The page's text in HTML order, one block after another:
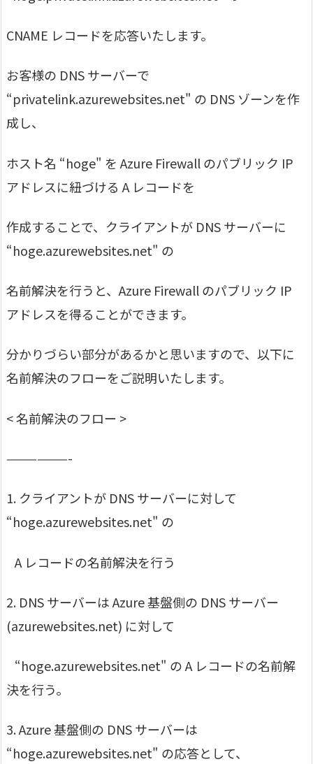
CNAME レコードを応答いたします。
お客様の DNS サーバーで
“privatelink.azurewebsites.net" の DNS ゾーンを作
成し、
ホスト名 “hoge" を Azure Firewall のパブリック IP
アドレスに紐づける A レコードを
作成することで、クライアントが DNS サーバーに
“hoge.azurewebsites.net" の
名前解決を行うと、Azure Firewall のパブリック IP
アドレスを得ることができます。
分かりづらい部分があるかと思いますので、以下に
名前解決のフローをご説明いたします。
< 名前解決のフロー >
——————-
1. クライアントが DNS サーバーに対して
“hoge.azurewebsites.net" の
A レコードの名前解決を行う
2. DNS サーバーは Azure 基盤側の DNS サーバー
(azurewebsites.net) に対して
“hoge.azurewebsites.net" の A レコードの名前解
決を行う。
3. Azure 基盤側の DNS サーバーは
“hoge.azurewebsites.net" の応答として、